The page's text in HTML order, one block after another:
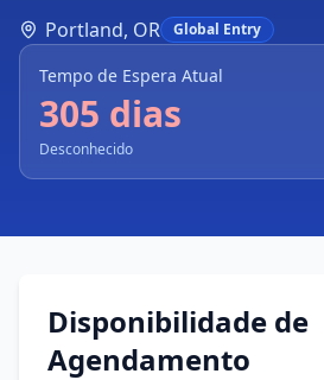
Portland, OR Global Entry
Tempo de Espera Atual
305 dias
Desconhecido
Disponibilidade de
Agendamento